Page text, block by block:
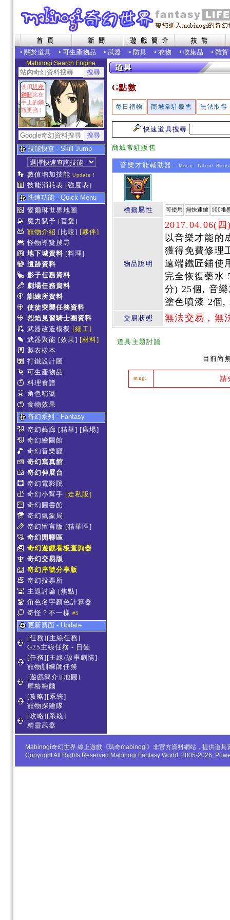
• 關於道具 • 可生產物品 • 武器 • 防具 • 衣物 • 收集品 • 雜貨
Mabinogi Search Engine
使用塔座
鋼瓶比在
手上的鋼
瓶更強！
技能快查 - Skill Jump
數值增加技能 Update !
技能消耗表 [強度表]
快速功能 - Quick Menu
愛爾琳世界地圖
魔力賦予 [喜愛]
寵物介紹 [比較] [夥伴]
怪物導覽搜尋
地下城資料 [料理]
遺跡資料
影子任務資料
劇場任務資料
訓練所資料
使徒突襲任務資料
烈焰見習騎士團資料
武器改造模擬 [細工]
武器聚能 [效果] [材料]
製衣樣本
打鐵設計圖
可生產物品
料理食譜
角色稱號
食物效果
奇幻系列 - Fantasy
奇幻藝廊 [精華] [廣場]
奇幻繪圖館
奇幻音樂廳
奇幻寫真館
奇幻伸展台
奇幻電影院
奇幻小幫手 [走私販]
奇幻圖書館
奇幻氣象局
奇幻留言版 [精華區]
奇幻閒聊區
奇幻遊戲看板查詢器
奇幻交易版
奇幻序號分享版
奇幻投票所
主題討論 [焦點]
角色名字顏色計算器
奇怪？不一樣 #5
更新頁面 - Update
[任務][主線任務]
G25主線任務 - 日蝕
[任務][主線/故事劇情]
寵物訓練師任務
[遊戲簡介][地圖]
摩格梅爾
[攻略][系統]
寵物探險隊
[攻略][系統]
精靈武器
G點數
每日禮物 商城常駐販售 無法取得
快速道具搜尋
商城常駐販售
音樂才能輔助器 - Music Talent
標籤屬性 可使用 無快速鍵 100堆
物品說明
2017.04.06(
以音樂才能的
獲得免費修理
遠端鐵匠鋪使
完全恢復藥水
分) 25個, 音
塗色噴漆 2個,
交易狀態 無法交易，無
道具主題討論
目前尚
msg. 請
Mabinogi奇幻世界 線上遊戲《瑪奇mabinogi》非官方資料網站，提供道
Copyright All Rights Reserved Mabinogi Fantasy World. 2005-2026,